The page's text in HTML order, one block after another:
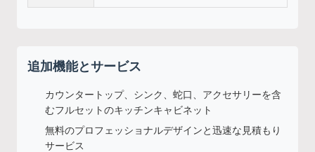
追加機能とサービス
カウンタートップ、シンク、蛇口、アクセサリーを含
むフルセットのキッチンキャビネット
無料のプロフェッショナルデザインと迅速な見積もり
サービス